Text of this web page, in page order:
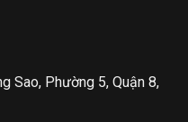
Sao, Phường 5, Quận 8,